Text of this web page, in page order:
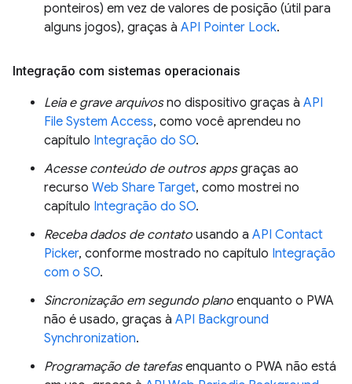
ponteiros) em vez de valores de posição (útil para
alguns jogos), graças à API Pointer Lock.
Integração com sistemas operacionais
Leia e grave arquivosno dispositivo graças à API
File System Access, como você aprendeu no
capítulo Integração do SO.
Acesse conteúdo de outros appsgraças ao
recurso Web Share Target, como mostrei no
capítulo Integração do SO.
Receba dados de contato usando a API Contact
Picker, conforme mostrado no capítulo Integração
com o SO.
Sincronização em segundo plano enquanto o PWA
não é usado, graças à API Background
Synchronization.
Programação de tarefasenquanto o PWA não está